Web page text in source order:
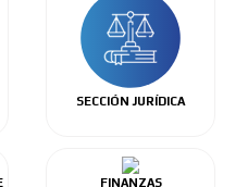
SECCIÓN JURÍDICA
FINANZAS